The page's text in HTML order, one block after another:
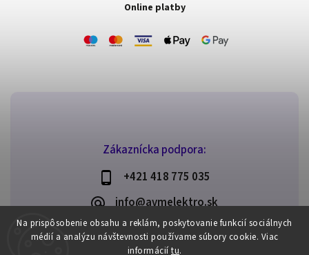
Na prispôsobenie obsahu a reklám, poskytovanie funkcií sociálnych
médií a analýzu návštevnosti používame súbory cookie. Viac
informácií tu.
Zákaznícka podpora:
+421 418 775 035
info@avmelektro.sk
Online platby